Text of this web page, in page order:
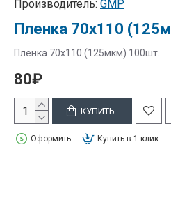
Производитель: GMP
Пленка 70х110
Пленка 70х110 (125мкм) 100шт...
80₽
КУПИТЬ
Оформить Купить в 1 клик